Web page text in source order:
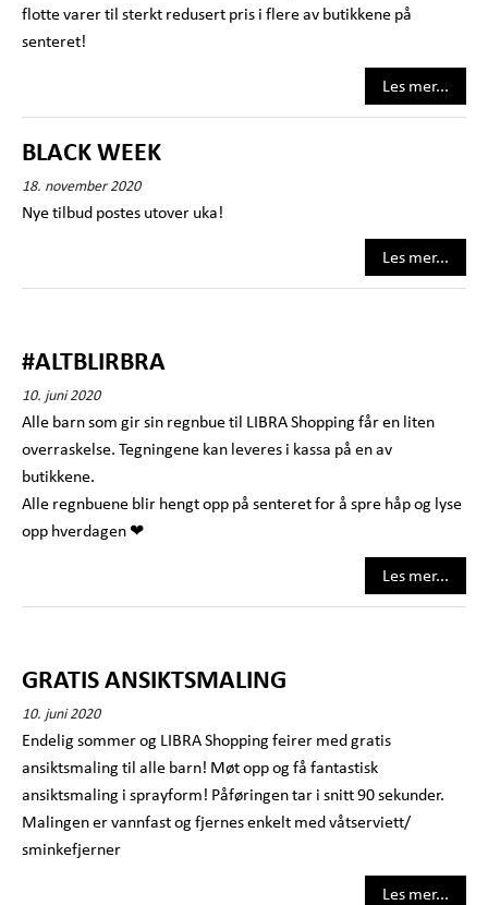
flotte varer til sterkt redusert pris i flere av butikkene på
senteret!
Les mer...
BLACK WEEK
18. november 2020
Nye tilbud postes utover uka!
Les mer...
#ALTBLIRBRA
10. juni 2020
Alle barn som gir sin regnbue til LIBRA Shopping får en liten
overraskelse. Tegningene kan leveres i kassa på en av
butikkene.
Alle regnbuene blir hengt opp på senteret for å spre håp og lyse
opp hverdagen ❤
Les mer...
GRATIS ANSIKTSMALING
10. juni 2020
Endelig sommer og LIBRA Shopping feirer med gratis
ansiktsmaling til alle barn! Møt opp og få fantastisk
ansiktsmaling i sprayform! Påføringen tar i snitt 90 sekunder.
Malingen er vannfast og fjernes enkelt med våtserviett/
sminkefjerner
Les mer...